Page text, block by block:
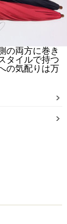
の両方に巻き
タイルで持つ
の気配りは万